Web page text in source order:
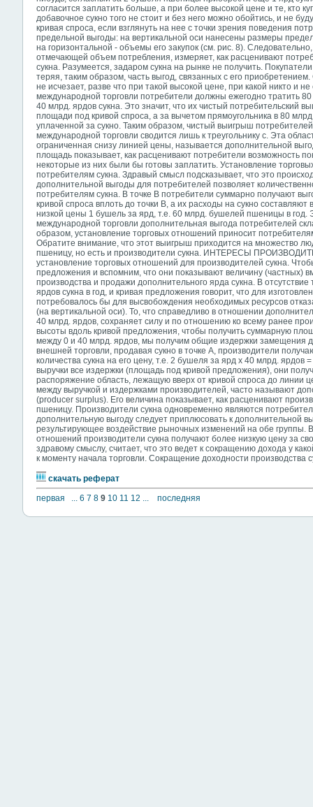
согласится заплатить больше, а при более высокой цене и те, кто
добавочное сукно того не стоит и без него можно обойтись, и не
кривая спроса, если взглянуть на нее с точки зрения поведения
предельной выгоды: на вертикальной оси нанесены размеры
на горизонтальной - объемы его закупок (см. рис. 8).
отмечающей объем потребления, измеряет, как расценивают
сукна. Разумеется, задаром сукна на рынке не получить.
теряя, таким образом, часть выгод, связанных с его
не исчезает, разве что при такой высокой цене, при какой никто и
международной торговли потребители должны ежегодно тратить
40 млрд. ярдов сукна. Это значит, что их чистый потребительский
площади под кривой спроса, а за вычетом прямоугольника в 80
уплаченной за сукно. Таким образом, чистый выигрыш потребителей
международной торговли сводится лишь к треугольнику с. Эта
ограниченная снизу линией цены, называется дополнительной
площадь показывает, как расценивают потребители возможность
некоторые из них были бы готовы заплатить. Установление
потребителям сукна. Здравый смысл подсказывает, что это
дополнительной выгоды для потребителей позволяет
потребителям сукна. В точке В потребители суммарно получают
кривой спроса вплоть до точки В, а их расходы на сукно
низкой цены 1 бушель за ярд, т.е. 60 млрд. бушелей пшеницы в год.
международной торговли дополнительная выгода потребителей
образом, установление торговых отношений приносит
Обратите внимание, что этот выигрыш приходится на множество
пшеницу, но есть и производители сукна. ИНТЕРЕСЫ
установление торговых отношений для производителей сукна.
предложения и вспомним, что они показывают величину (частных)
производства и продажи дополнительного ярда сукна. В
ярдов сукна в год, и кривая предложения говорит, что для
потребовалось бы для высвобождения необходимых ресурсов
(на вертикальной оси). То, что справедливо в отношении
40 млрд. ярдов, сохраняет силу и по отношению ко всему ранее
высоты вдоль кривой предложения, чтобы получить суммарную
между 0 и 40 млрд. ярдов, мы получим общие издержки замещения
внешней торговли, продавая сукно в точке А, производители
количества сукна на его цену, т.е. 2 бушеля за ярд x 40 млрд. ярдов
выручки все издержки (площадь под кривой предложения), они
распоряжение область, лежащую вверх от кривой спроса до линии
между выручкой и издержками производителей, часто называют
(producer surplus). Его величина показывает, как расценивают
пшеницу. Производители сукна одновременно являются
дополнительную выгоду следует приплюсовать к дополнительной
результирующее воздействие рыночных изменений на обе группы.
отношений производители сукна получают более низкую цену за
здравому смыслу, считает, что это ведет к сокращению дохода у
к моменту начала торговли. Сокращение доходности производства
скачать реферат
первая
... 6 7 8 9 10 11 12 ... последняя